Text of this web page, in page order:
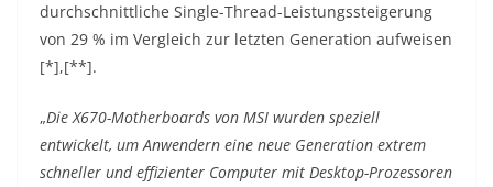
durchschnittliche Single-Thread-Leistungssteigerung
von 29 % im Vergleich zur letzten Generation aufweisen
[*],[**].
„Die X670-Motherboards von MSI wurden speziell
entwickelt, um Anwendern eine neue Generation extrem
schneller und effizienter Computer mit Desktop-Prozessoren